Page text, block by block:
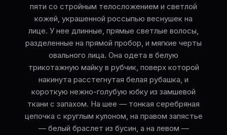
пяти со стройным телосложением и светлой
кожей, украшенной россыпью веснушек на
лице. У нее длинные, прямые светлые волосы,
разделенные на прямой пробор, и мягкие черты
овального лица. Она одета в белую
трикотажную майку в рубчик, поверх которой
накинута расстегнутая белая рубашка, и
короткую нежно-голубую юбку из замшевой
ткани с запахом. На шее — тонкая серебряная
цепочка с круглым кулоном, на правом запястье
— белый браслет из бусин, а на левом —